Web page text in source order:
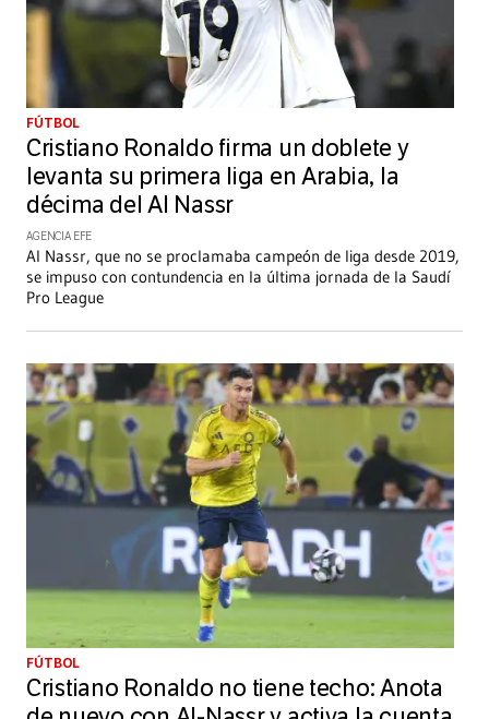
FÚTBOL
Cristiano Ronaldo firma un doblete y
levanta su primera liga en Arabia, la
décima del Al Nassr
AGENCIA EFE
Al Nassr, que no se proclamaba campeón de liga desde 2019,
se impuso con contundencia en la última jornada de la Saudí
Pro League
FÚTBOL
Cristiano Ronaldo no tiene techo: Anota